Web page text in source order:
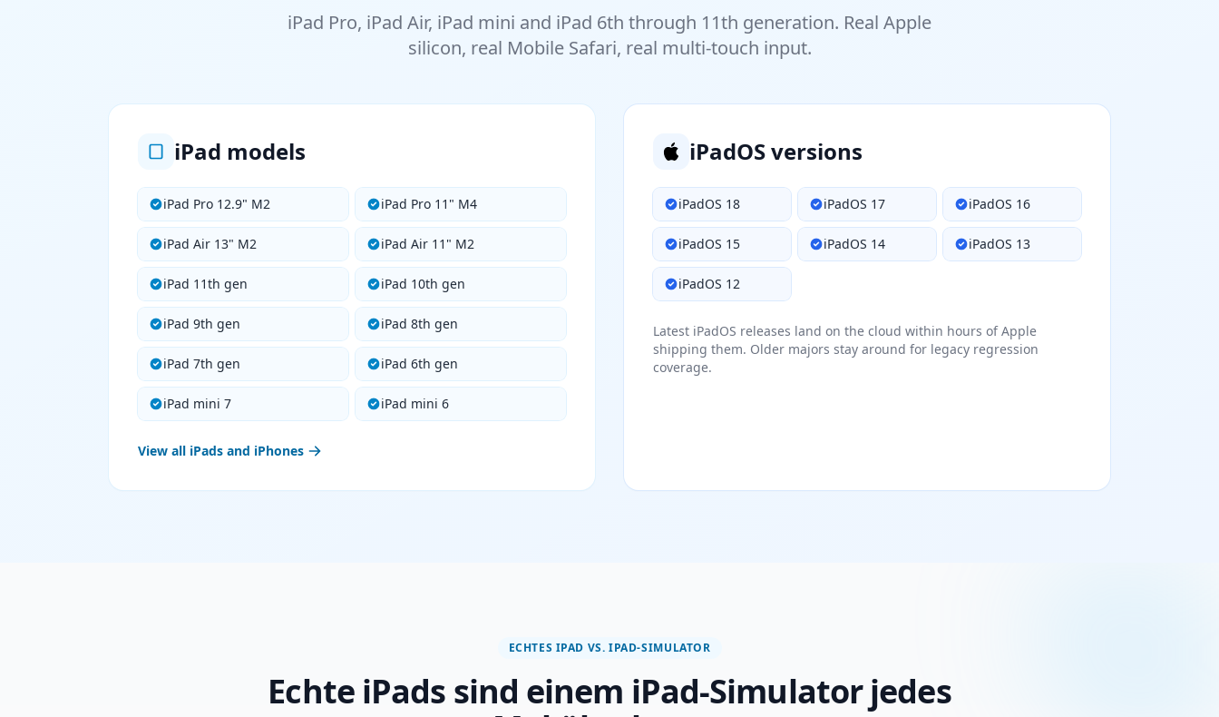
iPad Pro, iPad Air, iPad mini and iPad 6th through 11th generation. Real Apple
silicon, real Mobile Safari, real multi-touch input.
iPad models
iPad Pro 12.9" M2 iPad Pro 11" M4
iPad Air 13" M2 iPad Air 11" M2
iPad 11th gen iPad 10th gen
iPad 9th gen iPad 8th gen
iPad 7th gen iPad 6th gen
iPad mini 7 iPad mini 6
View all iPads and iPhones
iPadOS versions
iPadOS 18 iPadOS 17 iPadOS 16
iPadOS 15 iPadOS 14 iPadOS 13
iPadOS 12
Latest iPadOS releases land on the cloud within hours of Apple
shipping them. Older majors stay around for legacy regression
coverage.
ECHTES IPAD VS. IPAD-SIMULATOR
Echte iPads sind einem iPad-Simulator jedes